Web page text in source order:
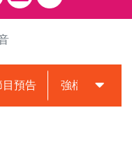
目預告 強檔動畫預告